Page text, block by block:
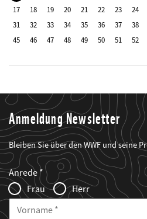
17
18 19 20 21 22 23 24
31
32 33 34 35 36 37 38
45
46 47 48 49 50 51 52
Anmeldung Newsletter
Bleiben Sie über den WWF und seine
Web2Case
Infofelder
Fieldset
anrede_name
Anrede
Frau
Herr
Vorname